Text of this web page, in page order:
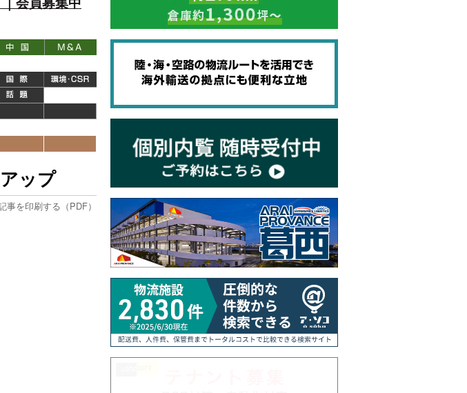
ップ
事を印刷する（PDF）